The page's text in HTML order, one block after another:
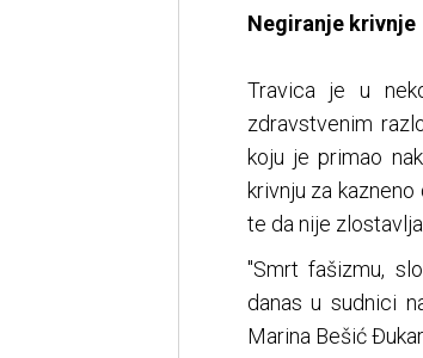
Negiranje krivnje
Travica je u
zdravstvenim
koju je primao
krivnju za
te da nije
"Smrt fašizmu,
danas u sudnici
Marina Bešić